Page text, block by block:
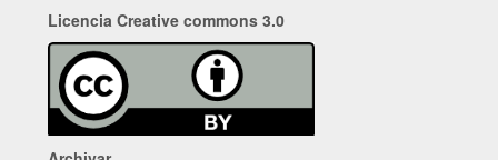
Licencia Creative commons 3.0